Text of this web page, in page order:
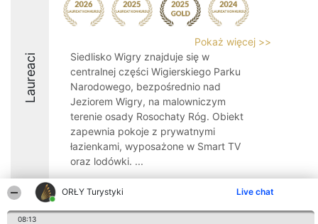
ORŁY Turystyki Live chat
08:13
Laureaci
Pokaż więcej >>
Siedlisko Wigry znajduje się w
centralnej części Wigierskiego Parku
Narodowego, bezpośrednio nad
Jeziorem Wigry, na malowniczym
terenie osady Rosochaty Róg. Obiekt
zapewnia pokoje z prywatnymi
łazienkami, wyposażone w Smart TV
oraz lodówki. ...
9.8